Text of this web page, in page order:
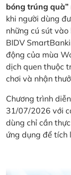
bóng trúng quà”
khi người dùng
những cú sút
BIDV
động của mùa
dịch quen thuộc
chơi và nhận
Chương trình
31/07/2026 với
dùng chỉ cần
ứng dụng để tích